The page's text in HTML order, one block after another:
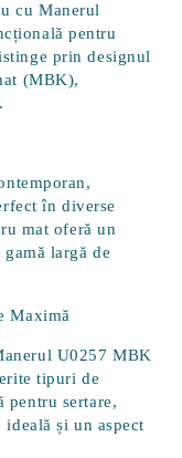
cuManerul
pentru
prin designul
(MBK),
în diverse
mat oferă un
largă de
Maximă
U0257 MBK
tipuri de
pentru sertare,
și un aspect